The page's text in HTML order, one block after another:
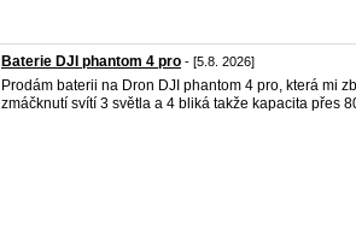
Baterie DJI phantom 4 pro - [5.8. 2026]
Prodám baterii na Dron DJI phantom 4 pro, která mi
zmáčknutí svítí 3 světla a 4 bliká takže kapacita přes